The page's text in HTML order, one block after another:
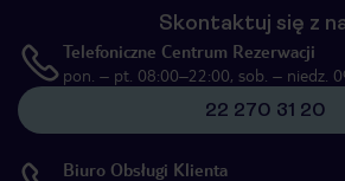
Skontaktuj się z
Telefoniczne Centrum Rezerwacji
pon. – pt. 08:00–22:00, sob. – niedz.
22 270 31 20
Biuro Obsługi Klienta